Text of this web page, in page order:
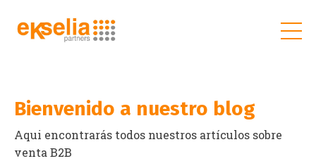
Bienvenido a nuestro blog
Aqui encontrarás todos nuestros artículos sobre
venta B2B